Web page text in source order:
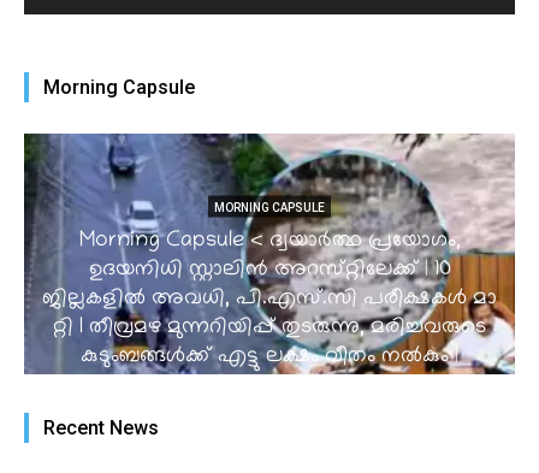
Morning Capsule
MORNING CAPSULE
Morning Capsule < ദ്വയാർത്ഥ പ്രയോഗം,
ഉദയനിധി സ്റ്റാലിൻ അറസ്‌റ്റിലേക്ക് | 10
ജില്ലകളിൽ അവധി, പി.​​​എ​​​സ്.​​​സി​​​ ​​​പ​​​രീ​​​ക്ഷ​​​ക​​​ൾ​​​ ​​​മാ​​​
റ്റി I തീവ്രമഴ മുന്നറിയിപ്പ് തുടരുന്നു, മരിച്ചവരുടെ
കുടുംബങ്ങൾക്ക് എട്ടു ലക്ഷം വീതം നൽകും |
Recent News